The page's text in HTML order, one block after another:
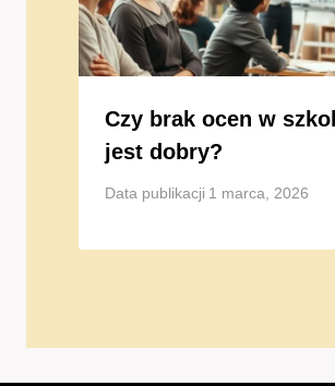
Czy brak ocen w
jest dobry?
Data publikacji 1 marca, 2026